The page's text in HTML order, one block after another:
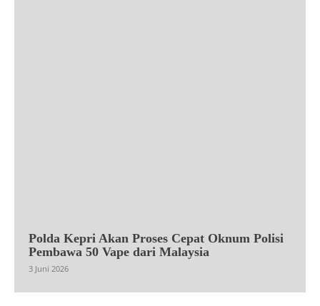
Polda Kepri Akan Proses Cepat Oknum Polisi
Pembawa 50 Vape dari Malaysia
3 Juni 2026